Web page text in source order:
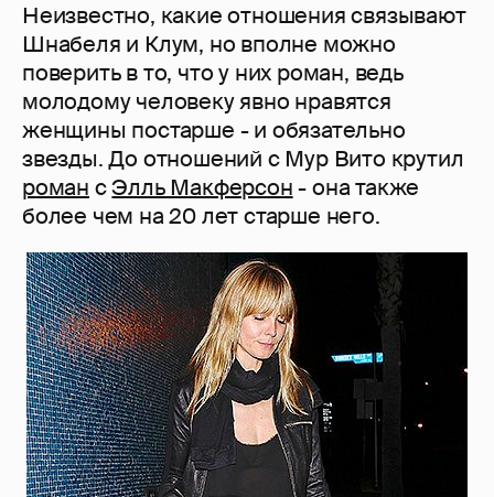
Неизвестно, какие отношения связывают
Шнабеля и Клум, но вполне можно
поверить в то, что у них роман, ведь
молодому человеку явно нравятся
женщины постарше - и обязательно
звезды. До отношений с Мур Вито крутил
роман сЭлль Макферсон- она также
более чем на 20 лет старше него.